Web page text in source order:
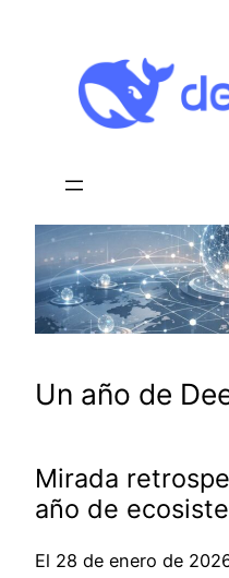
contenido
Un año de
Mirada
año de
El 28 de enero de